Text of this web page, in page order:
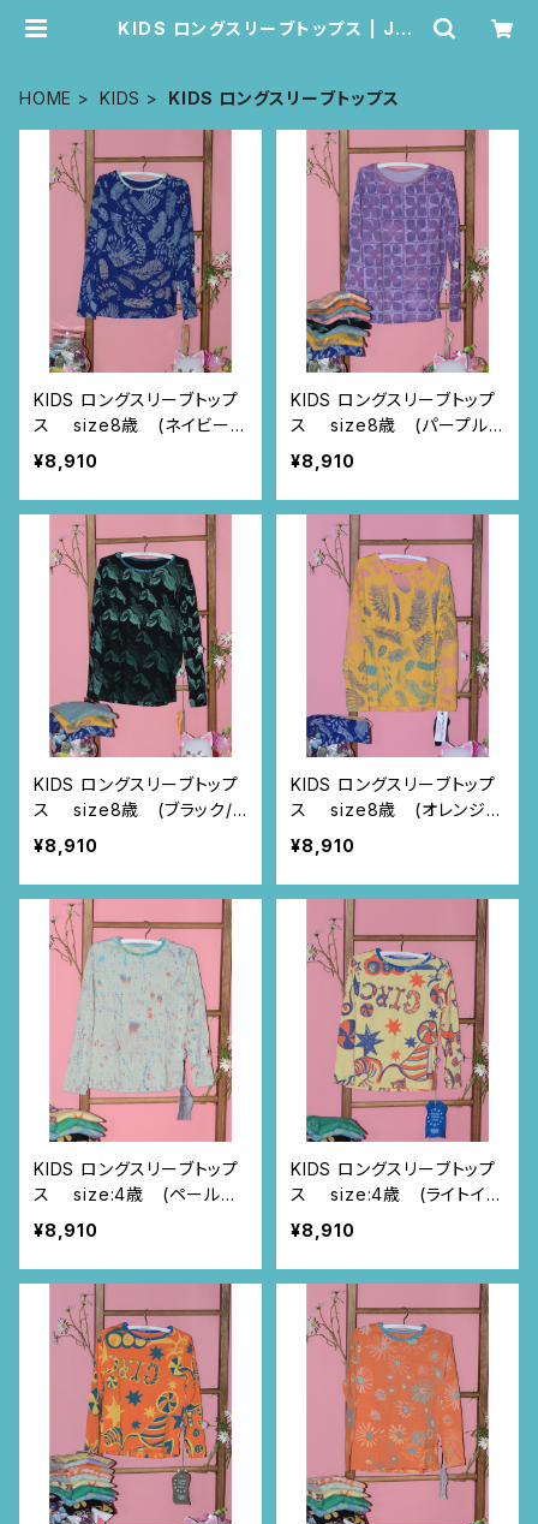
KIDS ロングスリーブトップス | Jua
HOME KIDS KIDS ロングスリーブトップス
KIDS ロングスリーブトップ
ス size8歳 (ネイビー/
ルイーサの羽根柄)
¥8,910
KIDS ロングスリーブトップ
ス size8歳 (パープル/
スクエアニャンドゥティ柄)
¥8,910
KIDS ロングスリーブトップ
ス size8歳 (ブラック/ト
ゥカン柄)
¥8,910
KIDS ロングスリーブトップ
ス size8歳 (オレンジ/
ルイーサの羽根柄)
¥8,910
KIDS ロングスリーブトップ
ス size:4歳 (ペールブ
ルー/スプレー柄)
¥8,910
KIDS ロングスリーブトップ
ス size:4歳 (ライトイエ
ロー/アニマルサーカス柄)
¥8,910